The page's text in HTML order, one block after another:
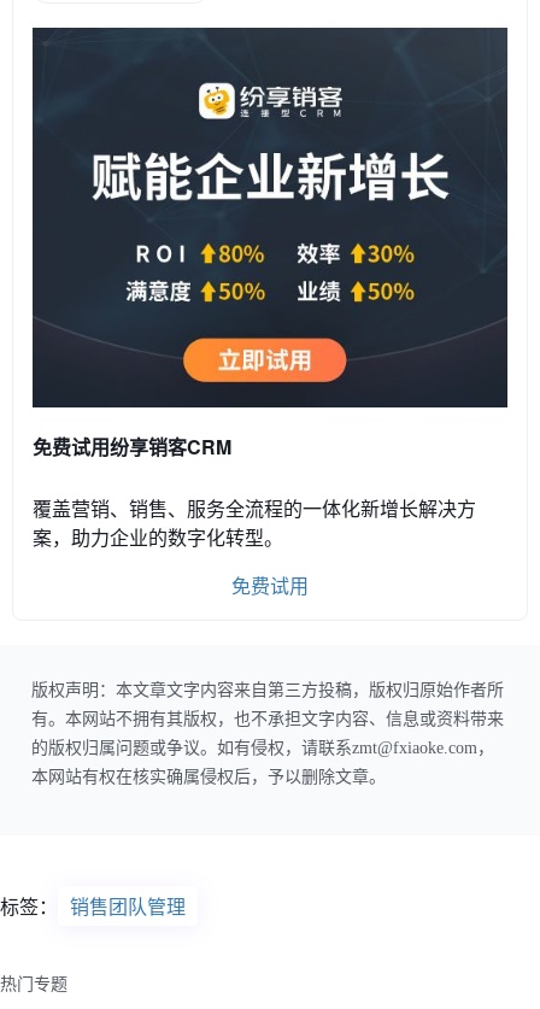
免费试用纷享销客CRM
覆盖营销、销售、服务全流程的一体化新增长解决方
案，助力企业的数字化转型。
免费试用
版权声明：本文章文字内容来自第三方投稿，版权归原始作者所
有。本网站不拥有其版权，也不承担文字内容、信息或资料带来
的版权归属问题或争议。如有侵权，请联系zmt@fxiaoke.com，
本网站有权在核实确属侵权后，予以删除文章。
标签： 销售团队管理
热门专题